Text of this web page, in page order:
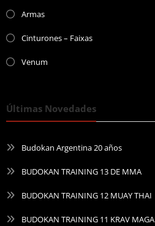
Armas
Cinturones – Faixas
Venum
Últimas Novedades
Budokan Argentina 20 años
BUDOKAN TRAINING 13 DE MMA
BUDOKAN TRAINING 12 MUAY THAI
BUDOKAN TRAINING 11 KRAV MAGA